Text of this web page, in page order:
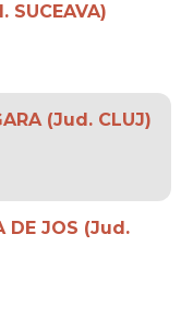
SUCEAVA)
(Jud. CLUJ)
DE JOS (Jud.